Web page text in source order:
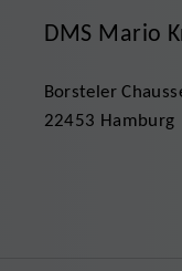
DMS Mario
Borsteler
22453 Hamburg